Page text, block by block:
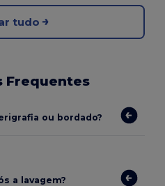
tudo
Frequentes
ou bordado?
a lavagem?